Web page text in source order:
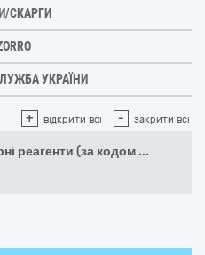
СКАРГИ
УКРАЇНИ
+ відкрити всі - закрити всі
реагенти (за кодом ...